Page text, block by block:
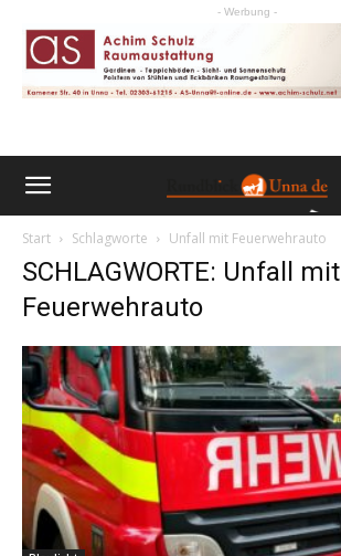
- Werbung -
Start Schlagworte Unfall mit Feuerwehrauto
SCHLAGWORTE: Unfall mit
Feuerwehrauto